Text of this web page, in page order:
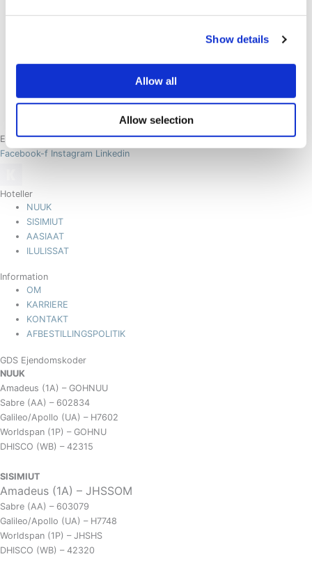
Show details
Allow all
Allow selection
Et stykke af Grønland
Facebook-f Instagram Linkedin
Hoteller
NUUK
SISIMIUT
AASIAAT
ILULISSAT
Information
OM
KARRIERE
KONTAKT
AFBESTILLINGSPOLITIK
GDS Ejendomskoder
NUUK
Amadeus (1A) – GOHNUU
Sabre (AA) – 602834
Galileo/Apollo (UA) – H7602
Worldspan (1P) – GOHNU
DHISCO (WB) – 42315
SISIMIUT
Amadeus (1A) – JHSSOM
Sabre (AA) – 603079
Galileo/Apollo (UA) – H7748
Worldspan (1P) – JHSHS
DHISCO (WB) – 42320